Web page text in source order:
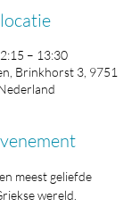
– 13:30
Brinkhorst 3, 9751
meest geliefde
wereld.